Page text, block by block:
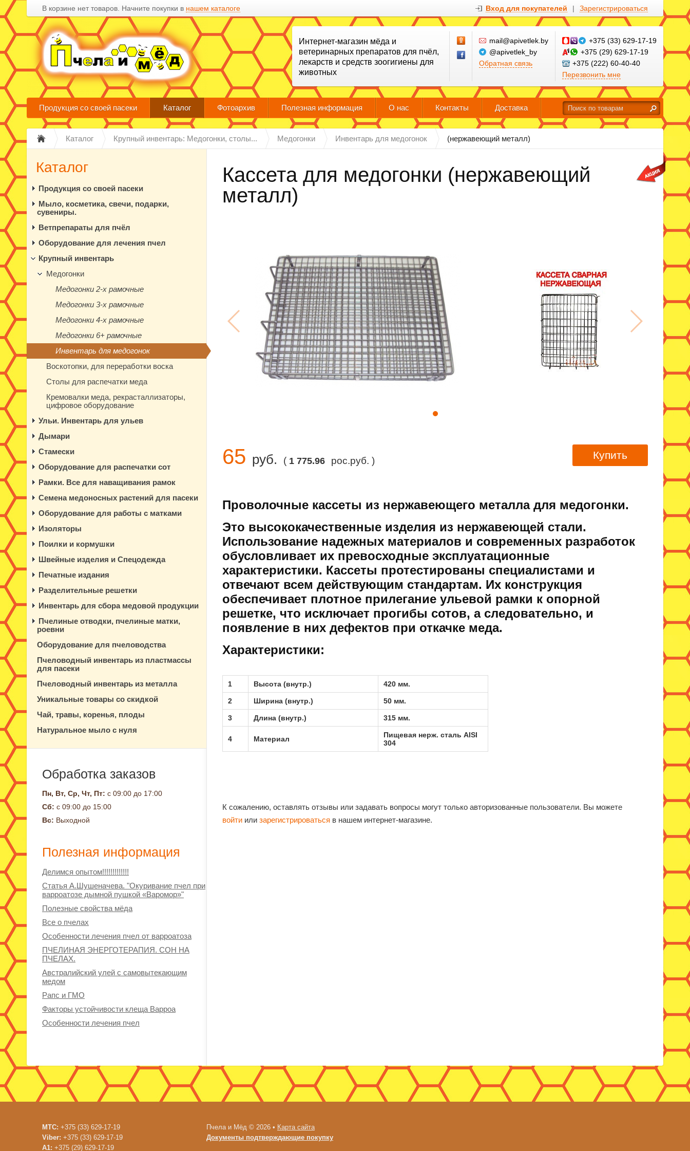
В корзине нет товаров. Начните покупки в нашем каталоге Вход для покупателей | Зарегистрироваться
Интернет-магазин мёда и
ветеринарных препаратов для пчёл,
лекарств и средств зоогигиены для
животных
mail@apivetlek.by
@apivetlek_by
Обратная связь
+375 (33) 629-17-19
+375 (29) 629-17-19
+375 (222) 60-40-40
Перезвонить мне
Продукция со своей пасеки Каталог Фотоархив Полезная информация О нас Контакты Доставка
Каталог Крупный инвентарь: Медогонки, столы... Медогонки Инвентарь для медогонок (нержавеющий металл)
Кассета для медогонки (нержавеющий
металл)
65 руб. ( 1 775.96 рос.руб. ) Купить
Проволочные кассеты из нержавеющего металла для медогонки.
Это высококачественные изделия из нержавеющей стали.
Использование надежных материалов и современных разработок
обусловливает их превосходные эксплуатационные
характеристики. Кассеты протестированы специалистами и
отвечают всем действующим стандартам. Их конструкция
обеспечивает плотное прилегание ульевой рамки к опорной
решетке, что исключает прогибы сотов, а следовательно, и
появление в них дефектов при откачке меда.
Характеристики:
1 Высота (внутр.) 420 мм.
2 Ширина (внутр.) 50 мм.
3 Длина (внутр.) 315 мм.
4 Материал
Пищевая нерж. сталь AISI
304
К сожалению, оставлять отзывы или задавать вопросы могут только авторизованные пользователи. Вы можете
войти или зарегистрироваться в нашем интернет-магазине.
Каталог
Продукция со своей пасеки
Мыло, косметика, свечи, подарки,
сувениры.
Ветпрепараты для пчёл
Оборудование для лечения пчел
Крупный инвентарь
Медогонки
Медогонки 2-х рамочные
Медогонки 3-х рамочные
Медогонки 4-х рамочные
Медогонки 6+ рамочные
Инвентарь для медогонок
Воскотопки, для переработки воска
Столы для распечатки меда
Кремовалки меда, рекрасталлизаторы,
цифровое оборудование
Ульи. Инвентарь для ульев
Дымари
Стамески
Оборудование для распечатки сот
Рамки. Все для наващивания рамок
Семена медоносных растений для пасеки
Оборудование для работы с матками
Изоляторы
Поилки и кормушки
Швейные изделия и Спецодежда
Печатные издания
Разделительные решетки
Инвентарь для сбора медовой продукции
Пчелиные отводки, пчелиные матки,
роевни
Оборудование для пчеловодства
Пчеловодный инвентарь из пластмассы
для пасеки
Пчеловодный инвентарь из металла
Уникальные товары со скидкой
Чай, травы, коренья, плоды
Натуральное мыло с нуля
Обработка заказов
Пн, Вт, Ср, Чт, Пт: с 09:00 до 17:00
Сб: с 09:00 до 15:00
Вс: Выходной
Полезная информация
Делимся опытом!!!!!!!!!!!!!
Статья А.Шушеначева. "Окуривание пчел при
варроатозе дымной пушкой «Варомор»"
Полезные свойства мёда
Все о пчелах
Особенности лечения пчел от варроатоза
ПЧЕЛИНАЯ ЭНЕРГОТЕРАПИЯ. СОН НА
ПЧЕЛАХ.
Австралийский улей с самовытекающим
медом
Рапс и ГМО
Факторы устойчивости клеща Варроа
Особенности лечения пчел
МТС: +375 (33) 629-17-19
Viber: +375 (33) 629-17-19
A1: +375 (29) 629-17-19
Пчела и Мёд © 2026 • Карта сайта
Документы подтверждающие покупку